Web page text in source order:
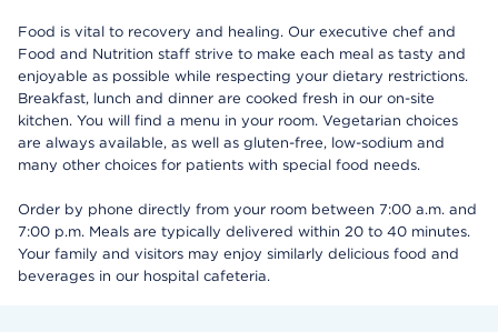
Food is vital to recovery and healing. Our executive chef and
Food and Nutrition staff strive to make each meal as tasty and
enjoyable as possible while respecting your dietary restrictions.
Breakfast, lunch and dinner are cooked fresh in our on-site
kitchen. You will find a menu in your room. Vegetarian choices
are always available, as well as gluten-free, low-sodium and
many other choices for patients with special food needs.
Order by phone directly from your room between 7:00 a.m. and
7:00 p.m. Meals are typically delivered within 20 to 40 minutes.
Your family and visitors may enjoy similarly delicious food and
beverages in our hospital cafeteria.